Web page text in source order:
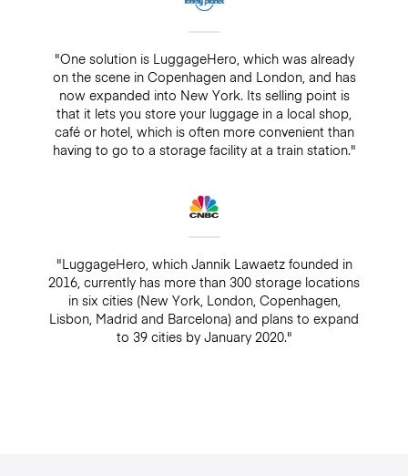
"One solution is LuggageHero, which was already
on the scene in Copenhagen and London, and has
now expanded into New York. Its selling point is
that it lets you store your luggage in a local shop,
café or hotel, which is often more convenient than
having to go to a storage facility at a train station."
"LuggageHero, which Jannik Lawaetz founded in
2016, currently has more than 300 storage locations
in six cities (New York, London, Copenhagen,
Lisbon, Madrid and Barcelona) and plans to expand
to 39 cities by January 2020."